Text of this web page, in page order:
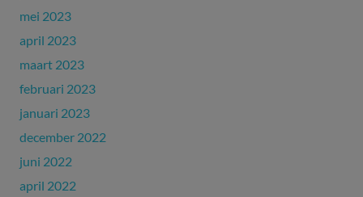
mei 2023
april 2023
maart 2023
februari 2023
januari 2023
december 2022
juni 2022
april 2022